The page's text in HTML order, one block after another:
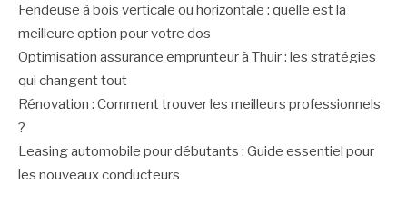
Fendeuse à bois verticale ou horizontale : quelle est la
meilleure option pour votre dos
Optimisation assurance emprunteur à Thuir : les stratégies
qui changent tout
Rénovation : Comment trouver les meilleurs professionnels
?
Leasing automobile pour débutants : Guide essentiel pour
les nouveaux conducteurs